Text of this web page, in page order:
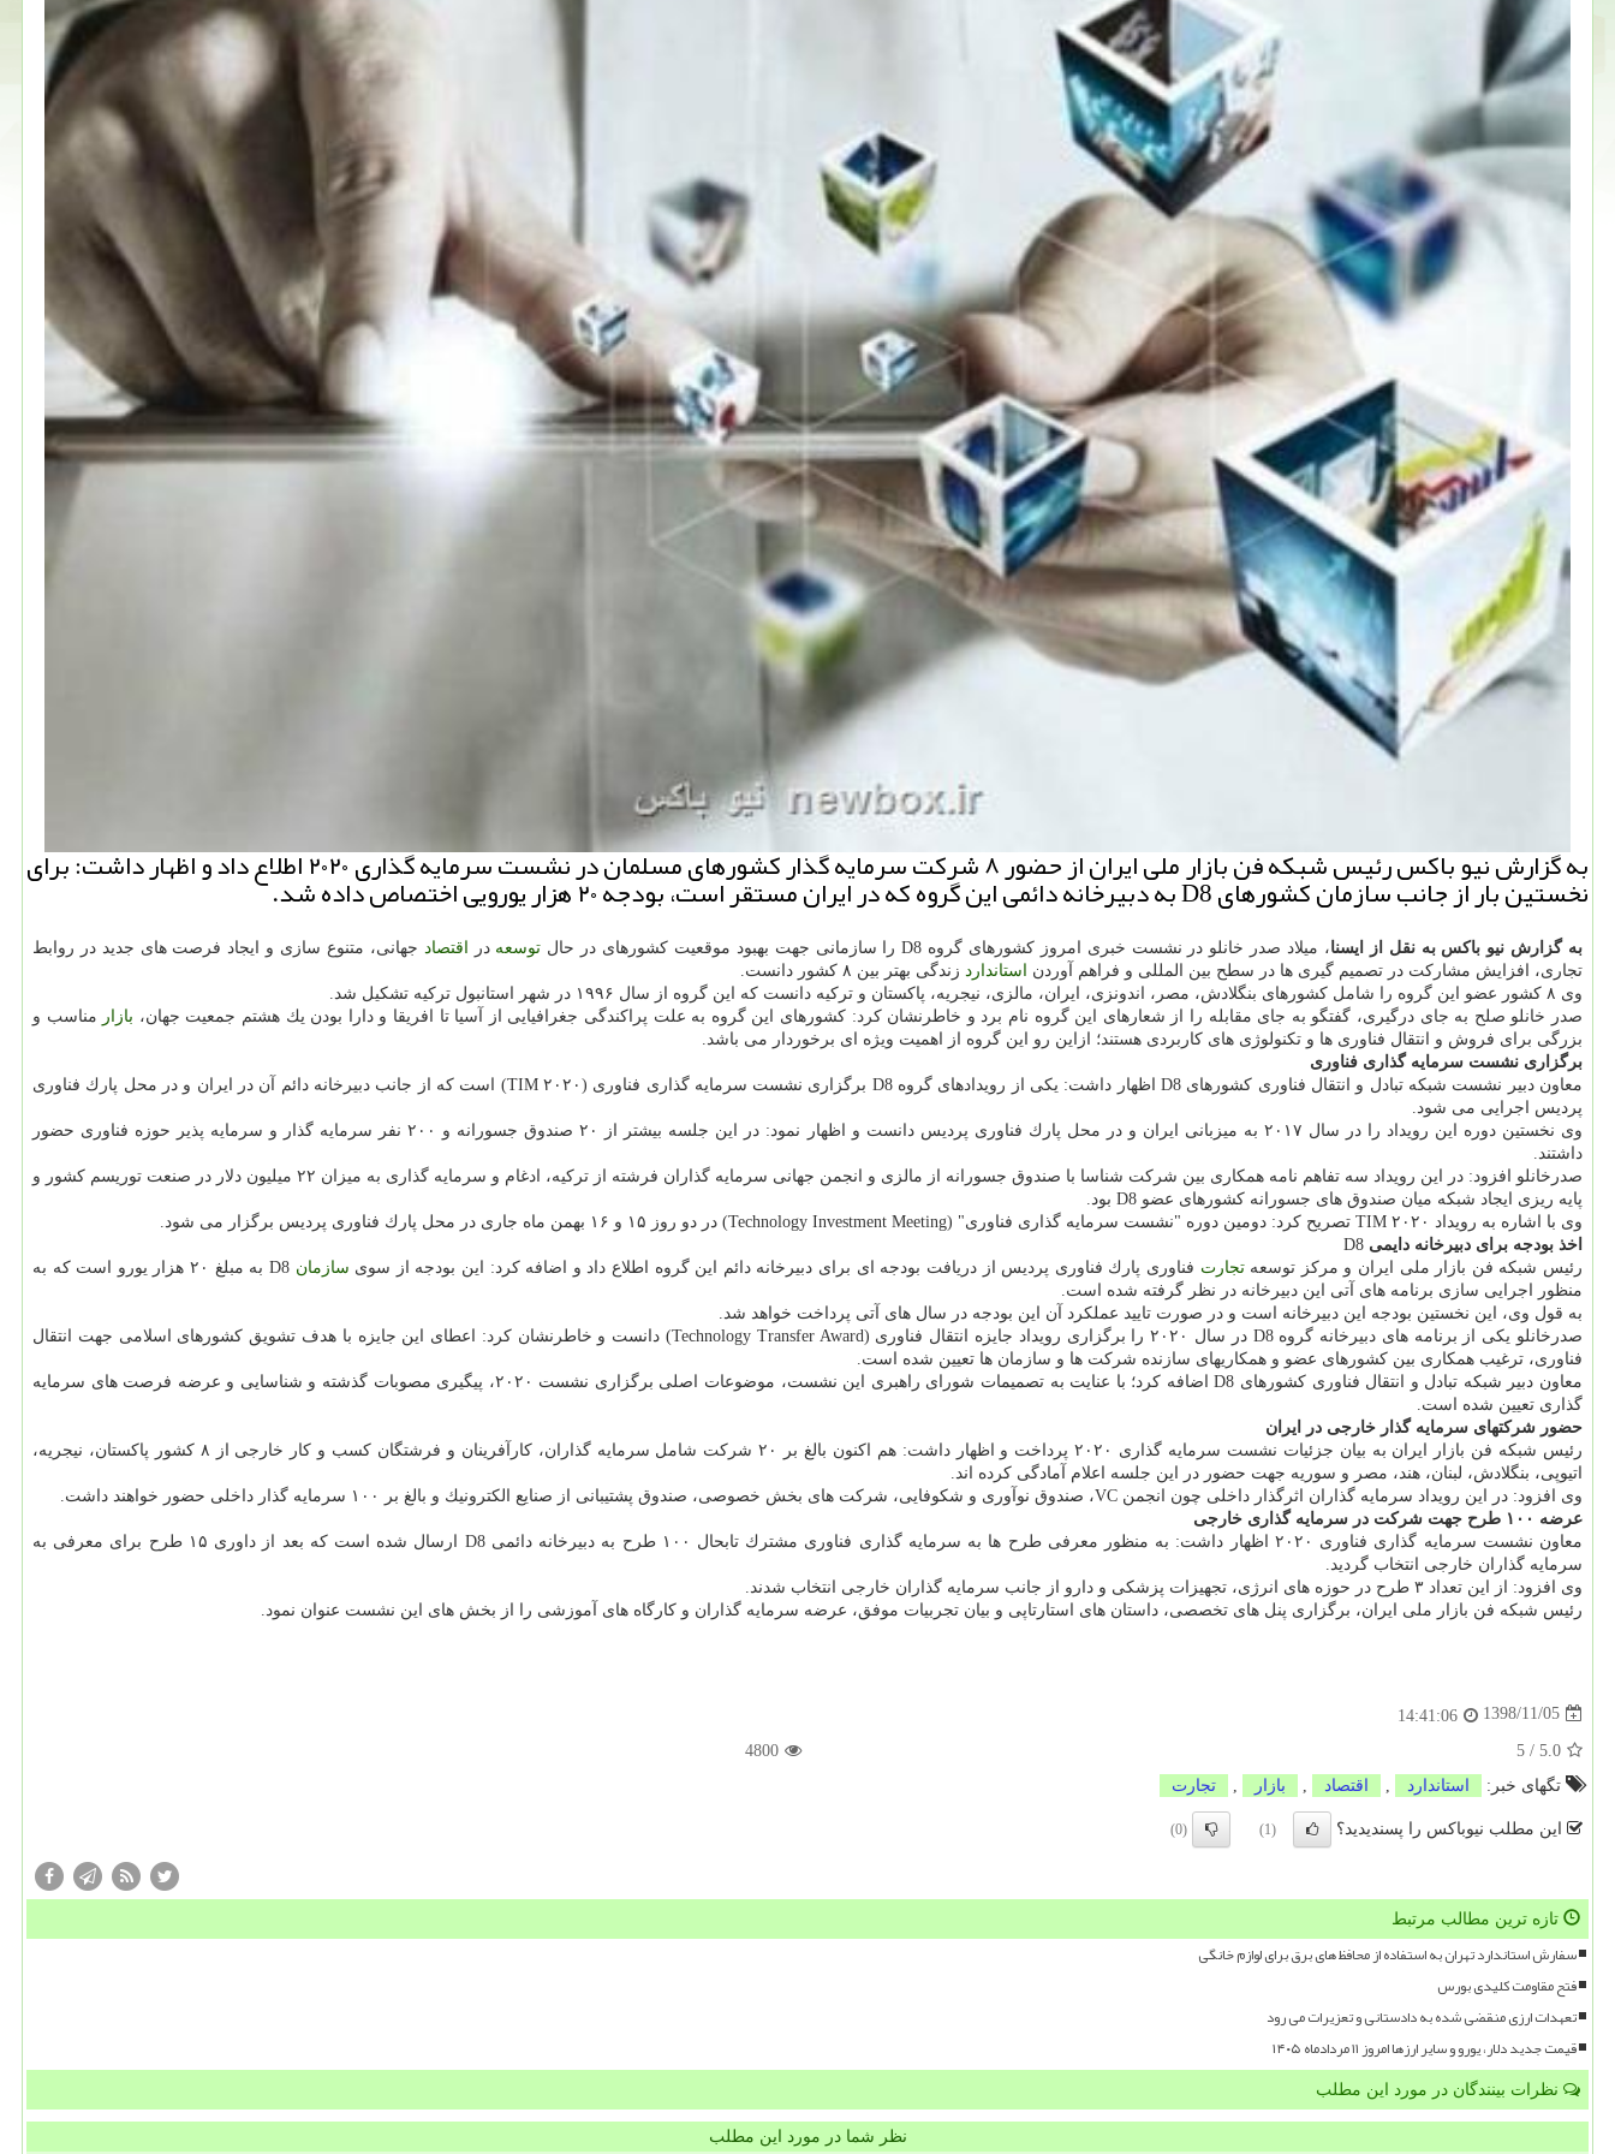
به گزارش نیو باكس رئیس شبكه فن بازار ملی ایران از حضور ۸ شركت سرمایه گذار كشورهای مسلمان در نشست سرمایه گذاری ۲۰۲۰ اطلاع داد و اظهار داشت: برای
نخستین بار از جانب سازمان كشورهای D8 به دبیرخانه دائمی این گروه كه در ایران مستقر است، بودجه ۲۰ هزار یورویی اختصاص داده شد.
به گزارش نیو باكس به نقل از ایسنا، میلاد صدر خانلو در نشست خبری امروز كشورهای گروه D8 را سازمانی جهت بهبود موقعیت كشورهای در حال توسعه در اقتصاد جهانی، متنوع سازی و ایجاد فرصت های جدید در روابط
تجاری، افزایش مشاركت در تصمیم گیری ها در سطح بین المللی و فراهم آوردن
استاندارد زندگی بهتر بین ۸ كشور دانست.
وی ۸ كشور عضو این گروه را شامل كشورهای بنگلادش، مصر، اندونزی، ایران، مالزی، نیجریه، پاكستان و تركیه دانست كه این گروه از سال ۱۹۹۶ در شهر استانبول تركیه تشكیل شد.
صدر خانلو صلح به جای درگیری، گفتگو به جای مقابله را از شعارهای این گروه نام برد و خاطرنشان كرد: كشورهای این گروه به علت پراكندگی جغرافیایی از آسیا تا افریقا و دارا بودن یك هشتم جمعیت جهان، بازار مناسب و
بزرگی برای فروش و انتقال فناوری ها و تكنولوژی های كاربردی هستند؛ ازاین رو این گروه از اهمیت ویژه ای برخوردار می باشد.
برگزاری نشست سرمایه گذاری فناوری
معاون دبیر نشست شبكه تبادل و انتقال فناوری كشورهای D8 اظهار داشت: یكی از رویدادهای گروه D8 برگزاری نشست سرمایه گذاری فناوری (TIM ۲۰۲۰) است كه از جانب دبیرخانه دائم آن در ایران و در محل پارك فناوری
پردیس اجرایی می شود.
وی نخستین دوره این رویداد را در سال ۲۰۱۷ به میزبانی ایران و در محل پارك فناوری پردیس دانست و اظهار نمود: در این جلسه بیشتر از ۲۰ صندوق جسورانه و ۲۰۰ نفر سرمایه گذار و سرمایه پذیر حوزه فناوری حضور
داشتند.
صدرخانلو افزود: در این رویداد سه تفاهم نامه همكاری بین شركت شناسا با صندوق جسورانه از مالزی و انجمن جهانی سرمایه گذاران فرشته از تركیه، ادغام و سرمایه گذاری به میزان ۲۲ میلیون دلار در صنعت توریسم كشور و
پایه ریزی ایجاد شبكه میان صندوق های جسورانه كشورهای عضو D8 بود.
وی با اشاره به رویداد TIM ۲۰۲۰ تصریح كرد: دومین دوره "نشست سرمایه گذاری فناوری" (Technology Investment Meeting) در دو روز ۱۵ و ۱۶ بهمن ماه جاری در محل پارك فناوری پردیس برگزار می شود.
اخذ بودجه برای دبیرخانه دایمی
رئیس شبكه فن بازار ملی ایران و مركز توسعهتجارت فناوری پارك فناوری پردیس از دریافت بودجه ای برای دبیرخانه دائم این گروه اطلاع داد و اضافه كرد: این بودجه از سوی سازمان
D8 به مبلغ ۲۰ هزار یورو است كه به
منظور اجرایی سازی برنامه های آتی این دبیرخانه در نظر گرفته شده است.
به قول وی، این نخستین بودجه این دبیرخانه است و در صورت تایید عملكرد آن این بودجه در سال های آتی پرداخت خواهد شد.
صدرخانلو یكی از برنامه های دبیرخانه گروه D8 در سال ۲۰۲۰ را برگزاری رویداد جایزه انتقال فناوری (Technology Transfer Award) دانست و خاطرنشان كرد: اعطای این جایزه با هدف تشویق كشورهای اسلامی جهت انتقال
فناوری، ترغیب همكاری بین كشورهای عضو و همكاریهای سازنده شركت ها و سازمان ها تعیین شده است.
معاون دبیر شبكه تبادل و انتقال فناوری كشورهای D8 اضافه كرد؛ با عنایت به تصمیمات شورای راهبری این نشست، موضوعات اصلی برگزاری نشست ۲۰۲۰، پیگیری مصوبات گذشته و شناسایی و عرضه فرصت های سرمایه
گذاری تعیین شده است.
حضور شركتهای سرمایه گذار خارجی در ایران
رئیس شبكه فن بازار ایران به بیان جزئیات نشست سرمایه گذاری ۲۰۲۰ پرداخت و اظهار داشت: هم اكنون بالغ بر ۲۰ شركت شامل سرمایه گذاران، كارآفرینان و فرشتگان كسب و كار خارجی از ۸ كشور پاكستان، نیجریه،
اتیوپی، بنگلادش، لبنان، هند، مصر و سوریه جهت حضور در این جلسه اعلام آمادگی كرده اند.
وی افزود: در این رویداد سرمایه گذاران اثرگذار داخلی چون انجمن VC، صندوق نوآوری و شكوفایی، شركت های بخش خصوصی، صندوق پشتیبانی از صنایع الكترونیك و بالغ بر ۱۰۰ سرمایه گذار داخلی حضور خواهند داشت.
عرضه ۱۰۰ طرح جهت شركت در سرمایه گذاری خارجی
معاون نشست سرمایه گذاری فناوری ۲۰۲۰ اظهار داشت: به منظور معرفی طرح ها به سرمایه گذاری فناوری مشترك تابحال ۱۰۰ طرح به دبیرخانه دائمی D8 ارسال شده است كه بعد از داوری ۱۵ طرح برای معرفی به
سرمایه گذاران خارجی انتخاب گردید.
وی افزود: از این تعداد ۳ طرح در حوزه های انرژی، تجهیزات پزشكی و دارو از جانب سرمایه گذاران خارجی انتخاب شدند.
رئیس شبكه فن بازار ملی ایران، برگزاری پنل های تخصصی، داستان های استارتاپی و بیان تجربیات موفق، عرضه سرمایه گذاران و كارگاه های آموزشی را از بخش های این نشست عنوان نمود.
1398/11/05
14:41:06
5.0
/
5
4800
تگهای خبر:
استاندارد اقتصاد بازار تجارت
این مطلب نیوباکس را پسندیدید؟ (1)
(0)
تازه ترین مطالب مرتبط
سفارش استاندارد تهران به استفاده از محافظ های برق برای لوازم خانگی
فتح مقاومت کلیدی بورس
تعهدات ارزی منقضی شده به دادستانی و تعزیرات می رود
قیمت جدید دلار، یورو و سایر ارزها امروز ۱۱ مردادماه ۱۴۰۵
نظرات بینندگان در مورد این مطلب
نظر شما در مورد این مطلب